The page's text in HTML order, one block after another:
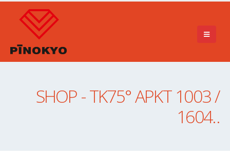
SHOP - TK75° APKT 1003 /
1604..